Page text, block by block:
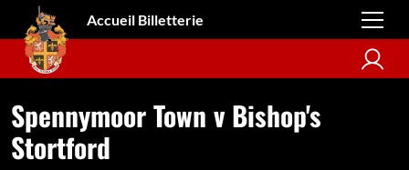
Accueil Billetterie
Spennymoor Town v Bishop's
Stortford